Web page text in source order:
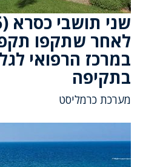
לאחר שתקפו
במרכז הרפואי
בתקיפה
מערכת כרמליסט